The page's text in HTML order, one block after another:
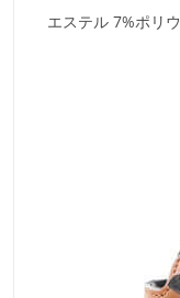
エステル 7%ポリ